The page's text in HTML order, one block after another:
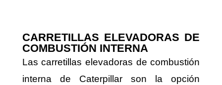
CARRETILLAS ELEVADORAS DE
COMBUSTIÓN INTERNA
Las carretillas elevadoras de combustión
interna de Caterpillar son la opción